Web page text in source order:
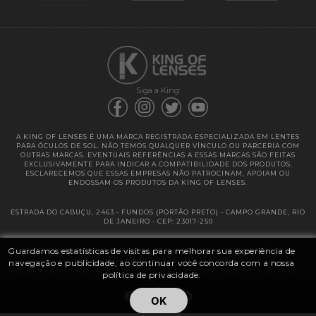
Guardamos estatísticas de visitas para melhorar sua experiência de
navegação e publicidade, ao continuar você concorda com a nossa
política de privacidade.
OK
Siga a King:
A KING OF LENSES É UMA MARCA REGISTRADA ESPECIALIZADA EM LENTES
PARA ÓCULOS DE SOL. NÃO TEMOS QUALQUER VÍNCULO OU PARCERIA COM
OUTRAS MARCAS. EVENTUAIS REFERÊNCIAS A ESSAS MARCAS SÃO FEITAS
EXCLUSIVAMENTE PARA INDICAR A COMPATIBILIDADE DOS PRODUTOS.
ESCLARECEMOS QUE ESSAS EMPRESAS NÃO PATROCINAM, APOIAM OU
ENDOSSAM OS PRODUTOS DA KING OF LENSES.
ESTRADA DO CABUÇU, 2463 - FUNDOS (PORTÃO PRETO) - CAMPO GRANDE, RIO
DE JANEIRO - CEP: 23017-250
@ 2025 | KING OF LENSES - KING OF IMPORTAÇÃO E DISTRIBUIÇÃO DE
LENTES LTDA ME | CNPJ: 13.682.533 / 0001-42